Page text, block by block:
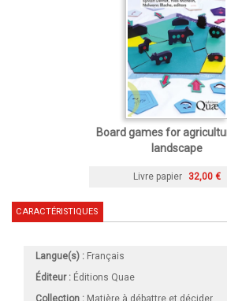
Board games for
landscape
Livre papier 32,00 €
CARACTÉRISTIQUES
Langue(s) : Français
Éditeur : Éditions Quae
Collection : Matière à débattre et décider